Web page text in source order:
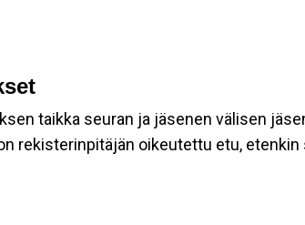
taikka seuran ja jäsenen välisen
rekisterinpitäjän oikeutettu etu,